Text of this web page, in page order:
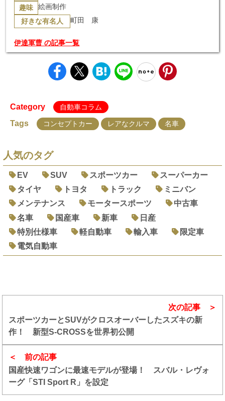
趣味 絵画制作
好きな有名人 町田 康
伊達軍曹 の記事一覧
Category 自動車コラム
Tags コンセプトカー レアなクルマ 名車
人気のタグ
EV SUV スポーツカー
スーパーカー
タイヤ
トヨタ トラック
ミニバン
メンテナンス
モータースポーツ
中古車
名車
国産車 新車
日産
特別仕様車
軽自動車 輸入車
限定車
電気自動車
前の記事
国産快速ワゴンに最速モデルが登場！ スバル・レヴォ
ーグ「STI Sport R」を設定
次の記事
スポーツカーとSUVがクロスオーバーしたスズキの新
作！ 新型S-CROSSを世界初公開